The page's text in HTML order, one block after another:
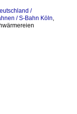
/
/ S-Bahn Köln,